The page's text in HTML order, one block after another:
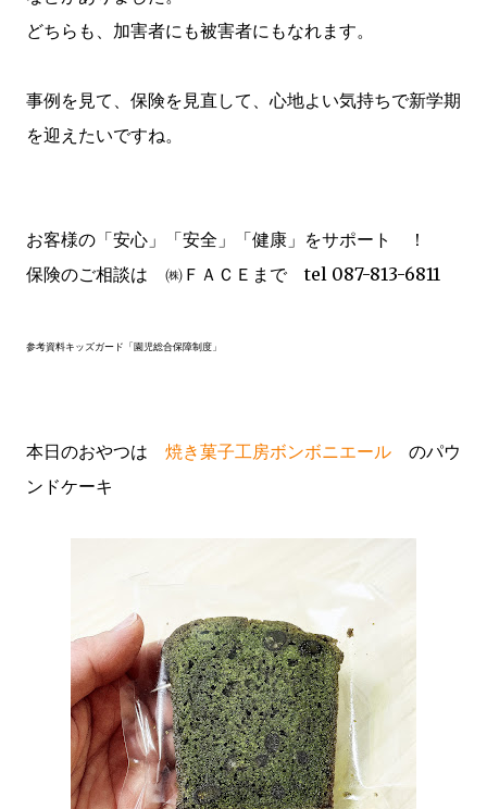
どちらも、加害者にも被害者にもなれます。
事例を見て、保険を見直して、心地よい気持ちで新学期
を迎えたいですね。
お客様の「安心」「安全」「健康」をサポート ！
保険のご相談は ㈱ＦＡＣＥまで tel 087-813-6811
参考資料キッズガード「園児総合保障制度」
本日のおやつは 焼き菓子工房ボンボニエール のパウ
ンドケーキ